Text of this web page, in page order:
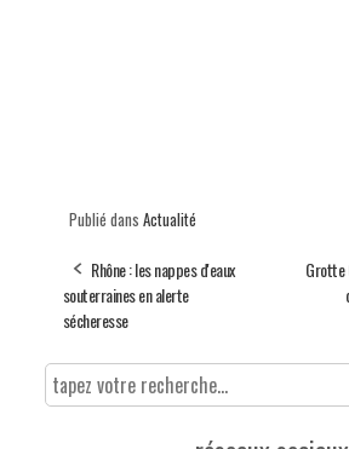
Publié dans Actualité
Rhône : les nappes d'eaux
souterraines en alerte
sécheresse
Grotte